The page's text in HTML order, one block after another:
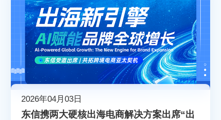
2026年04月03日
东信携两大硬核出海电商解决方案出席“出